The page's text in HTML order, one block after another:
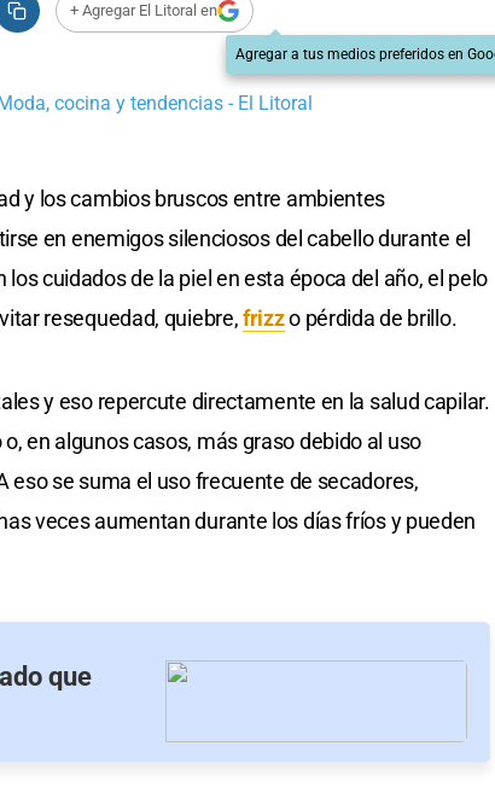
+ Agregar El Litoral en
Agregar a tus medios preferidos en
cocina y tendencias - El Litoral
y los cambios bruscos entre ambientes
en enemigos silenciosos del cabello durante el
cuidados de la piel en esta época del año, el pelo
resequedad, quiebre,frizzo pérdida de brillo.
y eso repercute directamente en la salud capilar.
en algunos casos, más graso debido al uso
se suma el uso frecuente de secadores,
veces aumentan durante los días fríos y pueden
que